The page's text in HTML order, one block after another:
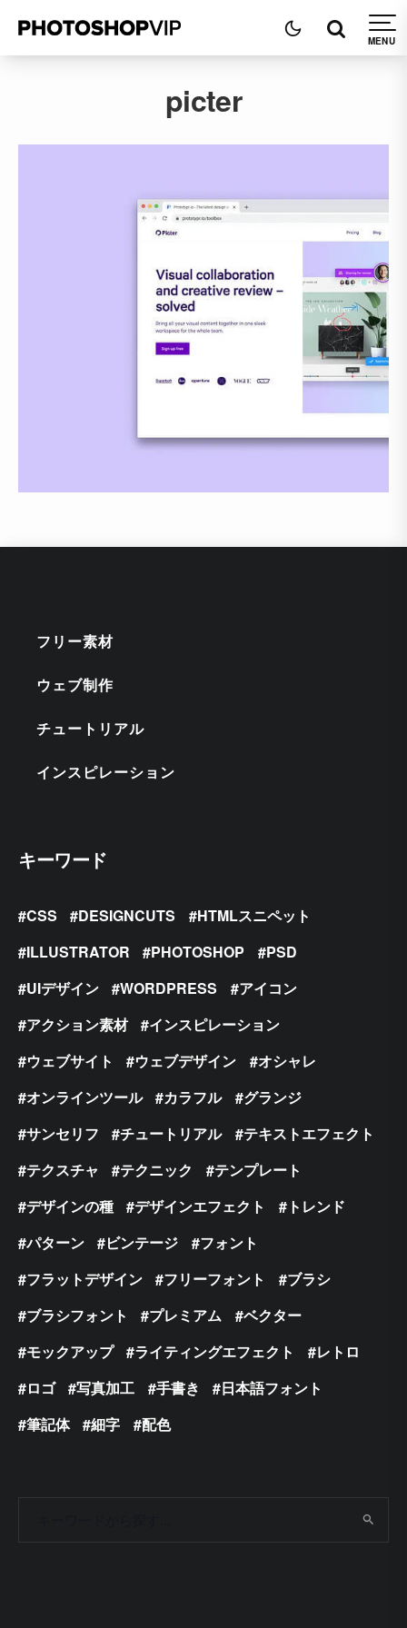
picter
フリー素材
ウェブ制作
チュートリアル
インスピレーション
キーワード
CSS DESIGNCUTS
HTMLスニペット
ILLUSTRATOR
PHOTOSHOP
PSD
UIデザイン
WORDPRESS
アイコン
アクション素材
インスピレーション
ウェブサイト
ウェブデザイン
オシャレ
オンラインツール
カラフル
グランジ
サンセリフ
チュートリアル
テキストエフェクト
テクスチャ
テクニック
テンプレート
デザインの種
デザインエフェクト
トレンド
パターン
ビンテージ
フォント
フラットデザイン
フリーフォント
ブラシ
ブラシフォント
プレミアム
ベクター
モックアップ
ライティングエフェクト
レトロ
ロゴ
写真加工 手書き
日本語フォント
筆記体
細字 配色